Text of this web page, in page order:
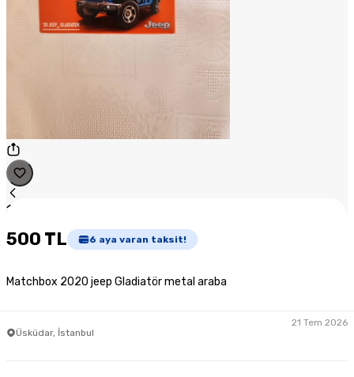
1
500 TL 6 aya varan taksit!
Matchbox 2020 jeep Gladiatör metal araba
Üsküdar, İstanbul
21 Tem 2026